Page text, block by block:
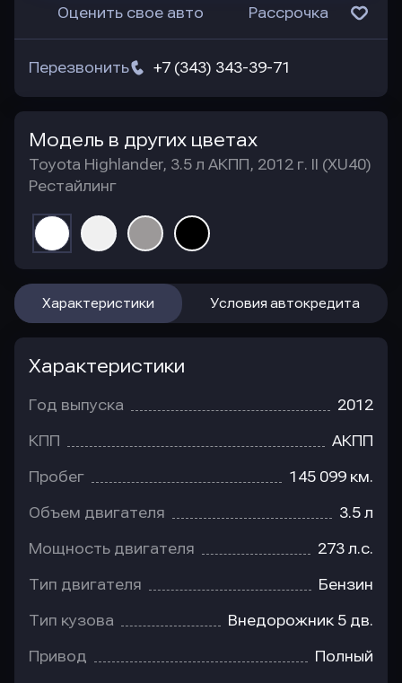
Оценить свое авто Рассрочка
+7 (343) 343-39-71
Перезвонить
Модель в других цветах
Toyota Highlander, 3.5 л АКПП, 2012 г. II (XU40)
Рестайлинг
Характеристики Условия автокредита
Характеристики
Год выпуска 2012
КПП АКПП
Пробег 145 099 км.
Объем двигателя 3.5 л
Мощность двигателя 273 л.с.
Тип двигателя Бензин
Тип кузова Внедорожник 5 дв.
Привод Полный